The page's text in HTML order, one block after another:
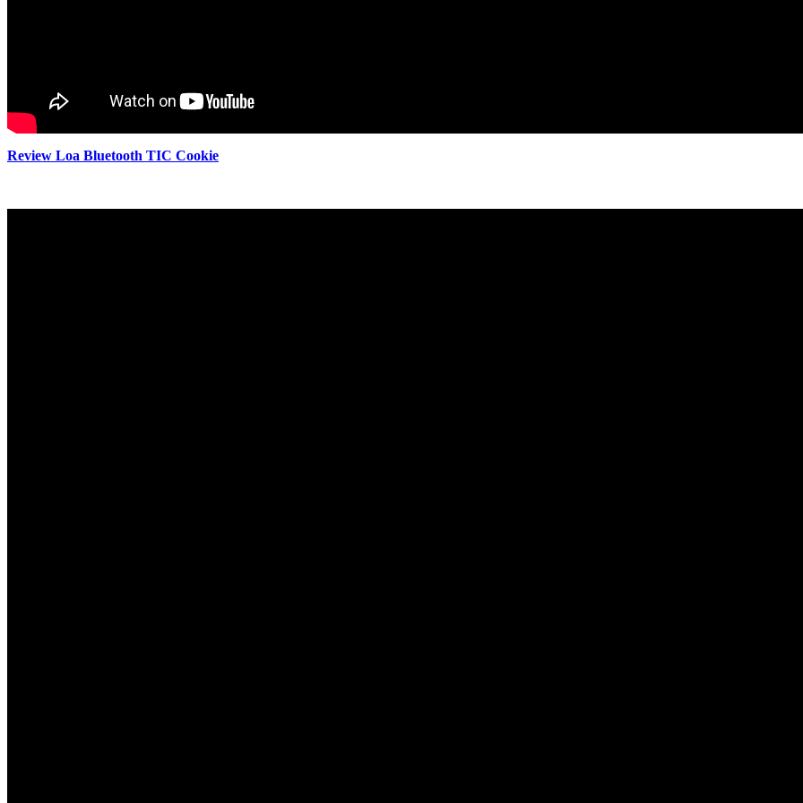
Review Loa Bluetooth TIC Cookie